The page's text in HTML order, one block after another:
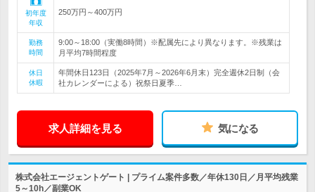
初年度
年収
250万円～400万円
勤務
時間
9:00～18:00（実働8時間）※配属先により異なります。※残業は
月平均7時間程度
休日
休暇
年間休日123日（2025年7月～2026年6月末）完全週休2日制（会
社カレンダーによる）祝祭日夏季…
求人詳細を見る 気になる
株式会社エージェントゲート | プライム案件多数／年休130日／月平均残業
5～10h／副業OK